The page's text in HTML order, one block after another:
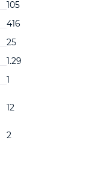
105
416
25
1.29
1
12
2